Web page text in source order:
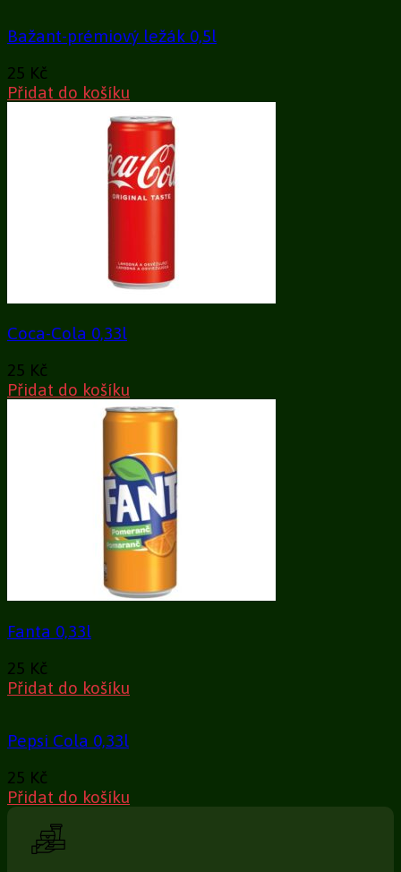
Bažant-prémiový ležák 0,5l
25 Kč
Přidat do košíku
Coca-Cola 0,33l
25 Kč
Přidat do košíku
Fanta 0,33l
25 Kč
Přidat do košíku
Pepsi Cola 0,33l
25 Kč
Přidat do košíku